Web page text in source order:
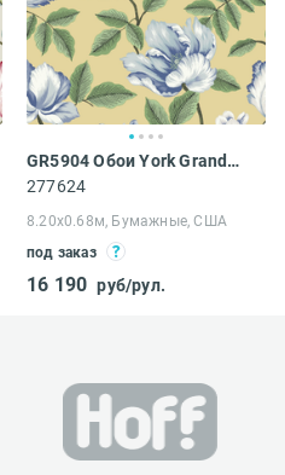
GR5904 Обои York Grandmillennial
277624
8.20х0.68м, Бумажные, США
под заказ
16 190 руб/рул.